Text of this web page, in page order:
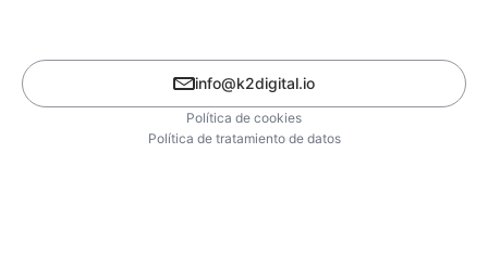
info@k2digital.io
Política de cookies
Política de tratamiento de datos